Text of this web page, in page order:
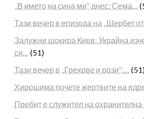
„В името на сина ми“ днес: Сема…
Тази вечер в епизода на „Шербет
Залужни шокира Киев: Украйна
си… (51)
Тази вечер в „Грехове и рози“:…
Хирошима почете жертвите на
Пребит е служител на